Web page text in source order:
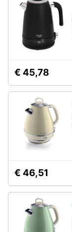
Servizi
Assistenza
Esci
Frigorifero
incasso
Piano
Cottura
da
incasso
Pulizia
stiro
Aspirapolvere
Dyson
Aspirapolvere
Vaporella
€ 45,78
€ 46,51